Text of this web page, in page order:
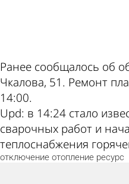
Ранее сообщалось об
Чкалова, 51. Ремонт
14:00.
Upd: в 14:24 стало
сварочных работ и
теплоснабжения
отключение отопление ресурс